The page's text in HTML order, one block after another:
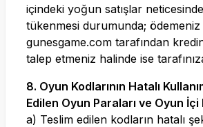
içindeki yoğun satışlar
tükenmesi durumunda; ödemeniz
gunesgame.com tarafından
talep etmeniz halinde ise
8. Oyun Kodlarının Hatalı
Edilen Oyun Paraları ve Oyun İçi
a) Teslim edilen kodların hatalı